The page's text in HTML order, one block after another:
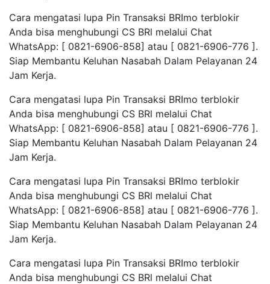
Cara mengatasi lupa Pin Transaksi BRImo terblokir
Anda bisa menghubungi CS BRl melalui Chat
WhatsApp: [ 0821-6906-858] atau [ 0821-6906-776 ].
Siap Membantu Keluhan Nasabah Dalam Pelayanan 24
Jam Kerja.
Cara mengatasi lupa Pin Transaksi BRImo terblokir
Anda bisa menghubungi CS BRl melalui Chat
WhatsApp: [ 0821-6906-858] atau [ 0821-6906-776 ].
Siap Membantu Keluhan Nasabah Dalam Pelayanan 24
Jam Kerja.
Cara mengatasi lupa Pin Transaksi BRImo terblokir
Anda bisa menghubungi CS BRl melalui Chat
WhatsApp: [ 0821-6906-858] atau [ 0821-6906-776 ].
Siap Membantu Keluhan Nasabah Dalam Pelayanan 24
Jam Kerja.
Cara mengatasi lupa Pin Transaksi BRImo terblokir
Anda bisa menghubungi CS BRl melalui Chat